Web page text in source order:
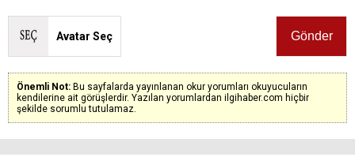
Avatar Seç
Önemli Not: Bu sayfalarda yayınlanan okur yorumları okuyucuların
kendilerine ait görüşlerdir. Yazılan yorumlardan ilgihaber.com hiçbir
şekilde sorumlu tutulamaz.